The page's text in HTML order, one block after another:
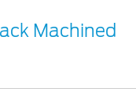
Machined